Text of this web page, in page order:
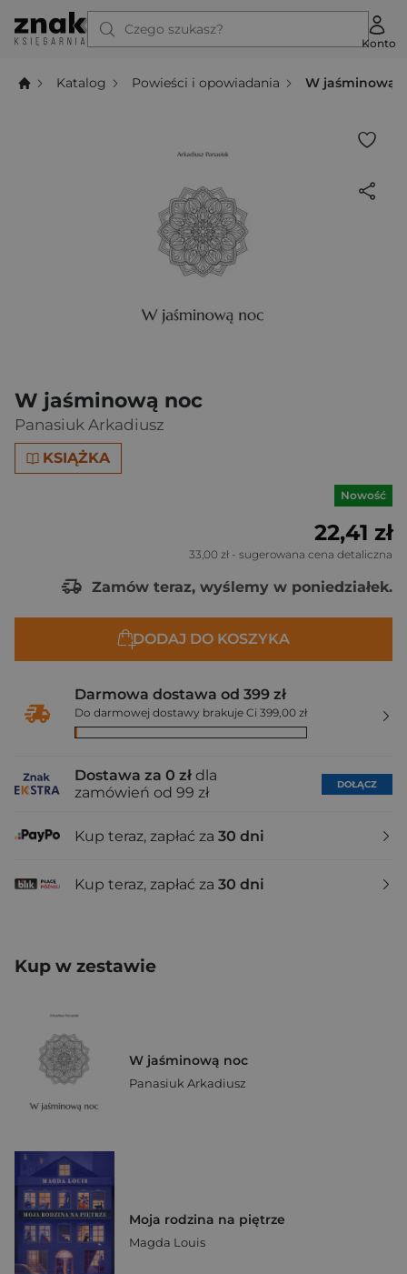
Czego szukasz?
Konto
Katalog Powieści i opowiadania W jaśminową
W jaśminową noc
Panasiuk Arkadiusz
KSIĄŻKA
Nowość
22,41 zł
33,00 zł - sugerowana cena detaliczna
Zamów teraz, wyślemy w poniedziałek.
DODAJ DO KOSZYKA
Darmowa dostawa od 399 zł
Do darmowej dostawy brakuje Ci 399,00 zł
Dostawa za 0 zł dla
zamówień od 99 zł
DOŁĄCZ
Kup teraz, zapłać za 30 dni
Kup teraz, zapłać za 30 dni
Kup w zestawie
W jaśminową noc
Panasiuk Arkadiusz
Moja rodzina na piętrze
Magda Louis